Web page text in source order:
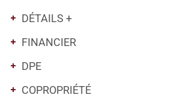
DÉTAILS +
FINANCIER
DPE
COPROPRIÉTÉ